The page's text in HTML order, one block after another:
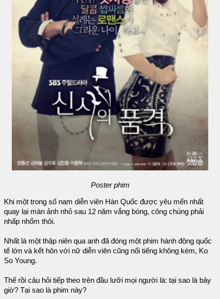
Poster phim
Khi một trong số nam diễn viên Hàn Quốc được yêu mến nhất
quay lại màn ảnh nhỏ sau 12 năm vắng bóng, công chúng phải
nhấp nhổm thôi.
Nhất là một thập niên qua anh đã đóng một phim hành động quốc
tế lớn và kết hôn với nữ diễn viên cũng nổi tiếng không kém, Ko
So Young.
Thế rồi câu hỏi tiếp theo trên đầu lưỡi mọi người là: tại sao là bây
giờ? Tại sao là phim này?